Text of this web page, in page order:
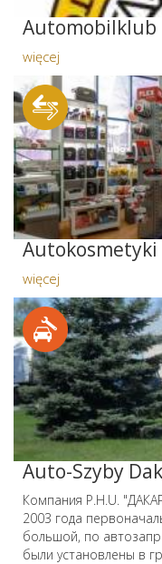
Automobilklub
więcej
więcej
Auto-Szyby
Компания P.H.U.
2003 года
большой, по
были установлены в